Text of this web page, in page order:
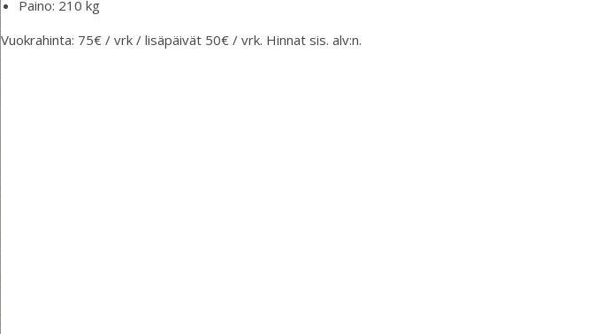
Paino: 210 kg
Vuokrahinta: 75€ / vrk / lisäpäivät 50€ / vrk. Hinnat sis. alv:n.